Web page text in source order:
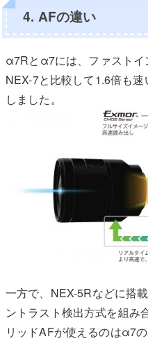
4. AFの違い
α7Rとα7には、ファストイ
NEX-7と比較して1.6倍も
しました。
一方で、NEX-5Rなどに搭
ントラスト検出方式を組み
リッドAFが使えるのはα7